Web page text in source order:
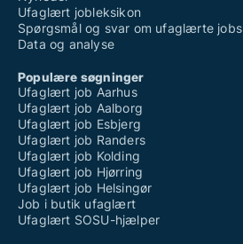
Ufaglært jobleksikon
Spørgsmål og svar om ufaglærte jobs
Data og analyse
Populære søgninger
Ufaglært job Aarhus
Ufaglært job Aalborg
Ufaglært job Esbjerg
Ufaglært job Randers
Ufaglært job Kolding
Ufaglært job Hjørring
Ufaglært job Helsingør
Job i butik ufaglært
Ufaglært SOSU-hjælper